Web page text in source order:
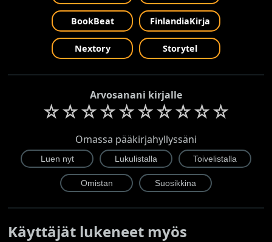
BookBeat FinlandiaKirja
Nextory Storytel
Arvosanani kirjalle
☆☆☆☆☆☆☆☆☆☆
Omassa pääkirjahyllyssäni
Käyttäjät lukeneet myös